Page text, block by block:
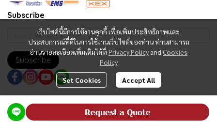
Request a Quote
เว็บไซต์นี้มีการใช้งานคุกกี้ เพื่อเพิ่มประสิทธิภาพและ
ประสบการณ์ที่ดีในการใช้งานเว็บไซต์ของท่าน ท่านสามารถ
อ่านรายละเอียดเพิ่มเติมได้ที่ Privacy Policy and Cookies
Policy
Set Cookies Accept All
Subscribe
Subscribe
Copyright | All Rights Reserved | Powered by MWE